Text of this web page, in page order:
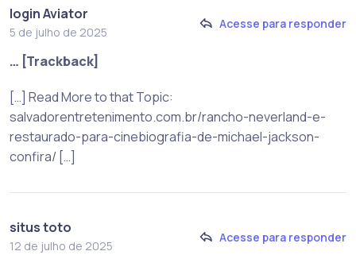
login Aviator
5 de julho de 2025
Acesse para responder
… [Trackback]
[…] Read More to that Topic:
salvadorentretenimento.com.br/rancho-neverland-e-
restaurado-para-cinebiografia-de-michael-jackson-
confira/ […]
situs toto
12 de julho de 2025
Acesse para responder